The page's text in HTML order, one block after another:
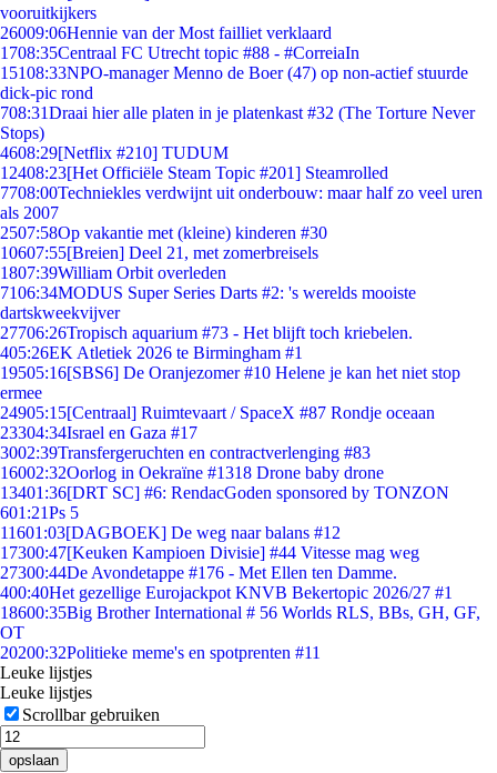
vooruitkijkers
26009:06Hennie van der Most failliet verklaard
1708:35Centraal FC Utrecht topic #88 - #CorreiaIn
15108:33NPO-manager Menno de Boer (47) op non-actief stuurde
dick-pic rond
708:31Draai hier alle platen in je platenkast #32 (The Torture Never
Stops)
4608:29[Netflix #210] TUDUM
12408:23[Het Officiële Steam Topic #201] Steamrolled
7708:00Techniekles verdwijnt uit onderbouw: maar half zo veel uren
als 2007
2507:58Op vakantie met (kleine) kinderen #30
10607:55[Breien] Deel 21, met zomerbreisels
1807:39William Orbit overleden
7106:34MODUS Super Series Darts #2: 's werelds mooiste
dartskweekvijver
27706:26Tropisch aquarium #73 - Het blijft toch kriebelen.
405:26EK Atletiek 2026 te Birmingham #1
19505:16[SBS6] De Oranjezomer #10 Helene je kan het niet stop
ermee
24905:15[Centraal] Ruimtevaart / SpaceX #87 Rondje oceaan
23304:34Israel en Gaza #17
3002:39Transfergeruchten en contractverlenging #83
16002:32Oorlog in Oekraïne #1318 Drone baby drone
13401:36[DRT SC] #6: RendacGoden sponsored by TONZON
601:21Ps 5
11601:03[DAGBOEK] De weg naar balans #12
17300:47[Keuken Kampioen Divisie] #44 Vitesse mag weg
27300:44De Avondetappe #176 - Met Ellen ten Damme.
400:40Het gezellige Eurojackpot KNVB Bekertopic 2026/27 #1
18600:35Big Brother International # 56 Worlds RLS, BBs, GH, GF,
OT
20200:32Politieke meme's en spotprenten #11
Leuke lijstjes
Leuke lijstjes
Scrollbar gebruiken
opslaan